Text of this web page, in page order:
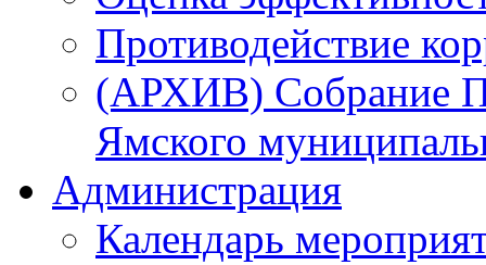
Противодействие
(АРХИВ) Собрание
Ямского
Администрация
Календарь